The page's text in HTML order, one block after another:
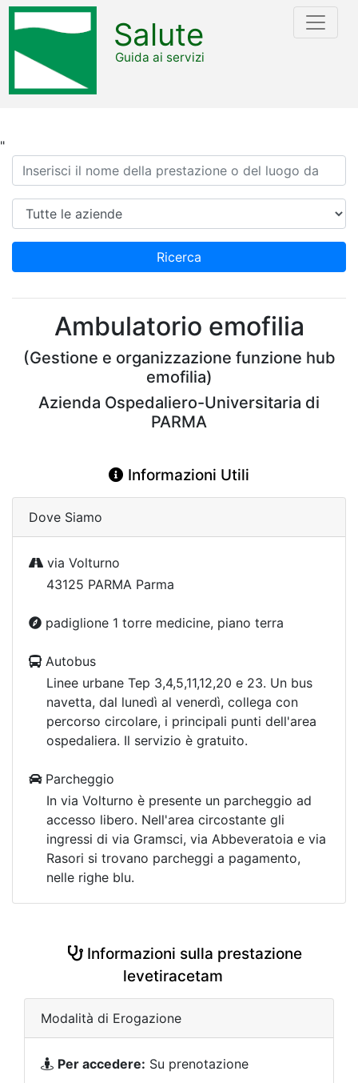
"
Salute
Guida ai servizi
Ricerca
Azienda
Ricerca
Ambulatorio emofilia
(Gestione e organizzazione funzione hub
emofilia)
Azienda Ospedaliero-Universitaria di
PARMA
Informazioni Utili
Dove Siamo
via Volturno
43125 PARMA Parma
padiglione 1 torre medicine, piano terra
Autobus
Linee urbane Tep 3,4,5,11,12,20 e 23. Un bus
navetta, dal lunedì al venerdì, collega con
percorso circolare, i principali punti dell'area
ospedaliera. Il servizio è gratuito.
Parcheggio
In via Volturno è presente un parcheggio ad
accesso libero. Nell'area circostante gli
ingressi di via Gramsci, via Abbeveratoia e via
Rasori si trovano parcheggi a pagamento,
nelle righe blu.
Informazioni sulla prestazione
levetiracetam
Modalità di Erogazione
Per accedere: Su prenotazione